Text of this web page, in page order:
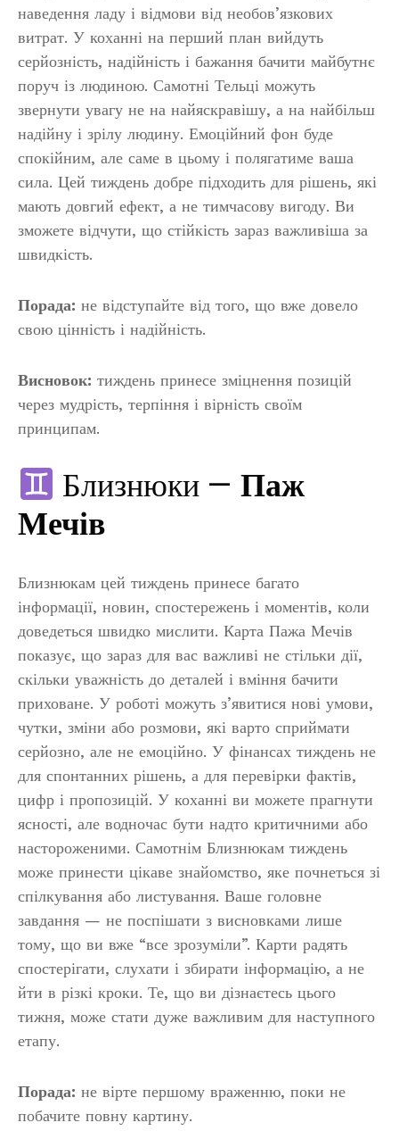
наведення ладу і відмови від необов’язкових
витрат. У коханні на перший план вийдуть
серйозність, надійність і бажання бачити майбутнє
поруч із людиною. Самотні Тельці можуть
звернути увагу не на найяскравішу, а на найбільш
надійну і зрілу людину. Емоційний фон буде
спокійним, але саме в цьому і полягатиме ваша
сила. Цей тиждень добре підходить для рішень, які
мають довгий ефект, а не тимчасову вигоду. Ви
зможете відчути, що стійкість зараз важливіша за
швидкість.
Порада: не відступайте від того, що вже довело
свою цінність і надійність.
Висновок: тиждень принесе зміцнення позицій
через мудрість, терпіння і вірність своїм
принципам.
Близнюки —Паж
Мечів
Близнюкам цей тиждень принесе багато
інформації, новин, спостережень і моментів, коли
доведеться швидко мислити. Карта Пажа Мечів
показує, що зараз для вас важливі не стільки дії,
скільки уважність до деталей і вміння бачити
приховане. У роботі можуть з’явитися нові умови,
чутки, зміни або розмови, які варто сприймати
серйозно, але не емоційно. У фінансах тиждень не
для спонтанних рішень, а для перевірки фактів,
цифр і пропозицій. У коханні ви можете прагнути
ясності, але водночас бути надто критичними або
настороженими. Самотнім Близнюкам тиждень
може принести цікаве знайомство, яке почнеться зі
спілкування або листування. Ваше головне
завдання — не поспішати з висновками лише
тому, що ви вже “все зрозуміли”. Карти радять
спостерігати, слухати і збирати інформацію, а не
йти в різкі кроки. Те, що ви дізнаєтесь цього
тижня, може стати дуже важливим для наступного
етапу.
Порада: не вірте першому враженню, поки не
побачите повну картину.